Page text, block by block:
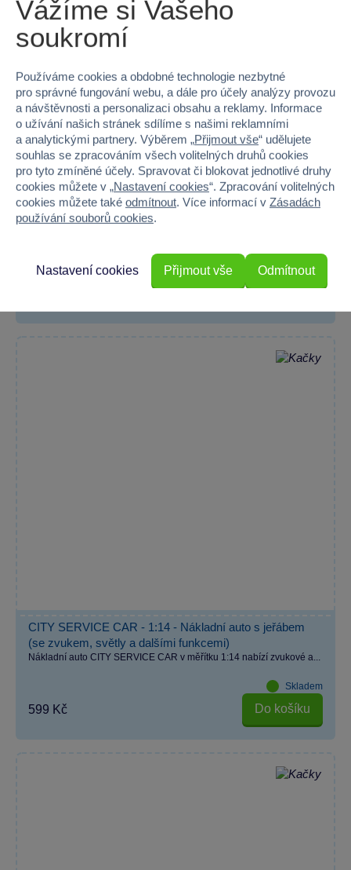
CITY SERVICE CAR - 1:14 - Míchačka betonu (se
zvukem, světly a dalšími funkcemi)
Skladem
CITY SERVICE CAR - 1:14 - Nákladní auto s jeřábem
(se zvukem, světly a dalšími funkcemi)
Nákladní auto CITY SERVICE CAR v měřítku 1:14 nabízí zvukové a...
Skladem
599 Kč Do košíku
Vážíme si Vašeho
soukromí
Používáme cookies a obdobné technologie nezbytné
pro správné fungování webu, a dále pro účely analýzy provozu
a návštěvnosti a personalizaci obsahu a reklamy. Informace
o užívání našich stránek sdílíme s našimi reklamními
a analytickými partnery. Výběrem „Přijmout vše“ udělujete
souhlas se zpracováním všech volitelných druhů cookies
pro tyto zmíněné účely. Spravovat či blokovat jednotlivé druhy
cookies můžete v „Nastavení cookies“. Zpracování volitelných
cookies můžete také odmítnout. Více informací v Zásadách
používání souborů cookies.
Odmítnout
Nastavení cookies Přijmout vše